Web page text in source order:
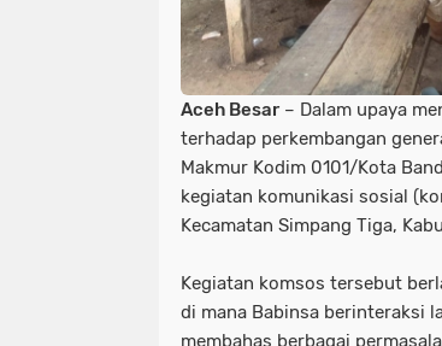
Aceh Besar – Dalam upaya
terhadap perkembangan
Makmur Kodim 0101/Kota
kegiatan komunikasi sosial
Kecamatan Simpang Tiga,
Kegiatan komsos tersebut
di mana Babinsa berinteraksi
membahas berbagai